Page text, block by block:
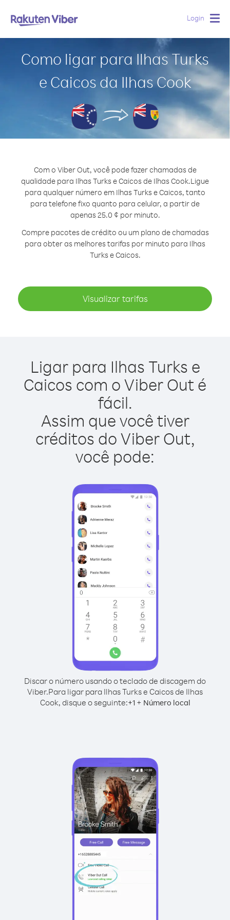
Login
Como ligar para Ilhas Turks
e Caicos da Ilhas Cook
Com o Viber Out, você pode fazer chamadas de
qualidade para Ilhas Turks e Caicos de Ilhas Cook.Ligue
para qualquer número em Ilhas Turks e Caicos, tanto
para telefone fixo quanto para celular, a partir de
apenas 25.0 ¢ por minuto.
Compre pacotes de crédito ou um plano de chamadas
para obter as melhores tarifas por minuto para Ilhas
Turks e Caicos.
Visualizar tarifas
Ligar para Ilhas Turks e
Caicos com o Viber Out é
fácil.
Assim que você tiver
créditos do Viber Out,
você pode:
Discar o número usando o teclado de discagem do
Viber.Para ligar para Ilhas Turks e Caicos de Ilhas
Cook, disque o seguinte:+1+ Número local